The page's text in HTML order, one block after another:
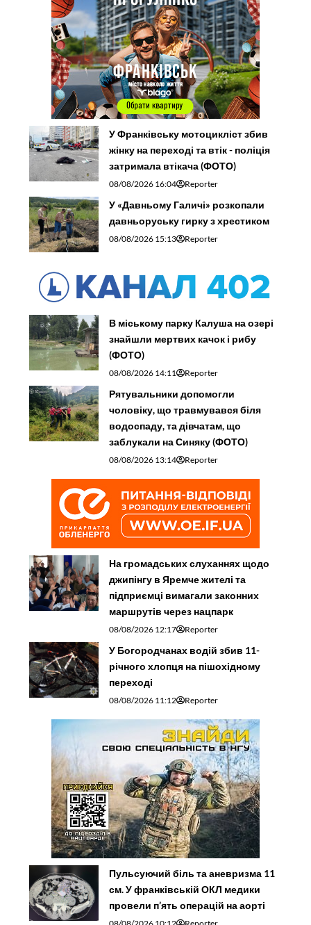
У Франківську мотоцикліст збив
жінку на переході та втік - поліція
затримала втікача (ФОТО)
08/08/2026 16:04 Reporter
У «Давньому Галичі» розкопали
давньоруську гирку з хрестиком
08/08/2026 15:13 Reporter
В міському парку Калуша на озері
знайшли мертвих качок і рибу
(ФОТО)
08/08/2026 14:11 Reporter
Рятувальники допомогли
чоловіку, що травмувався біля
водоспаду, та дівчатам, що
заблукали на Синяку (ФОТО)
08/08/2026 13:14 Reporter
На громадських слуханнях щодо
джипінгу в Яремче житeлі та
підприємці вимагали законних
маршрутів через нацпарк
08/08/2026 12:17 Reporter
У Богородчанах водій збив 11-
річного хлопця на пішохідному
переході
08/08/2026 11:12 Reporter
Пульсуючий біль та аневризма 11
см. У франківській ОКЛ медики
провели п’ять операцій на аорті